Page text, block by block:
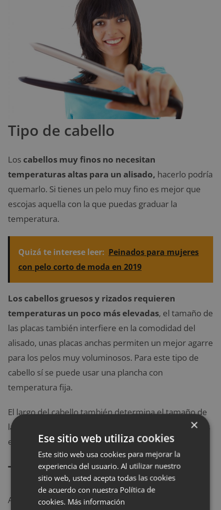
Tipo de cabello
Los cabellos muy finos no necesitan
temperaturas altas para un alisado, hacerlo podría
quemarlo. Si tienes un pelo muy fino es mejor que
escojas aquella con la que puedas graduar la
temperatura.
Quizá te interese leer: Peinados para mujeres
con pelo corto de moda en 2019
Los cabellos gruesos y rizados requieren
temperaturas un poco más elevadas, el tamaño de
las placas también interfiere en la comodidad del
alisado, unas placas anchas permiten un mejor agarre
para los pelos muy voluminosos. Para este tipo de
cabello sí se puede usar una plancha con
temperatura fija.
El largo del cabello también determina el tamaño de
la plancha, las planchas pequeñas resultan más útiles
en cabellos cortos.
Tamaño de las placas
Al conseguir una plancha debes pensar si te gusta
×
Ese sitio web utiliza cookies
Este sitio web usa cookies para mejorar la
experiencia del usuario. Al utilizar nuestro
sitio web, usted acepta todas las cookies
de acuerdo con nuestra Política de
cookies. Más información